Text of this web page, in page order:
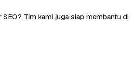
Tim kami juga siap membantu di